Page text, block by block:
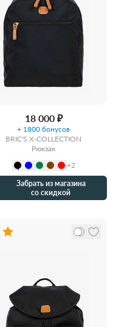
18 000 ₽
+ 1800 бонусов
BRIC'S X-COLLECTION
Рюкзак
+2
Забрать из магазина
со скидкой